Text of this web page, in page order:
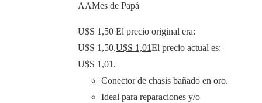
AAMes de Papá
U$S1,50 El precio original era:
U$S 1,50.U$S 1,01El precio actual es:
U$S 1,01.
Conector de chasis bañado en oro.
Ideal para reparaciones y/o